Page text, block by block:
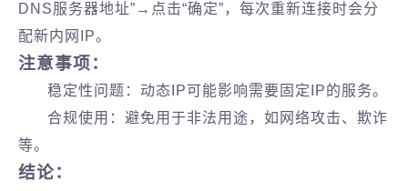
DNS服务器地址”→点击“确定”，每次重新连接时会分
配新内网IP。
注意事项：
稳定性问题‌：动态IP可能影响需要固定IP的服务。
合规使用‌：避免用于非法用途，如网络攻击、欺诈
等。
结论：